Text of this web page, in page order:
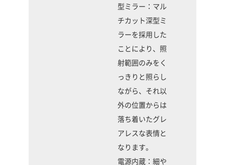
型ミラー：マル
チカット深型ミ
ラーを採用した
ことにより、照
射範囲のみをく
っきりと照らし
ながら、それ以
外の位置からは
落ち着いたグレ
アレスな表情と
なります。
電源内蔵：細や